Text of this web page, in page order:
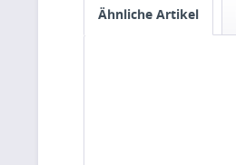
Ähnliche Artikel